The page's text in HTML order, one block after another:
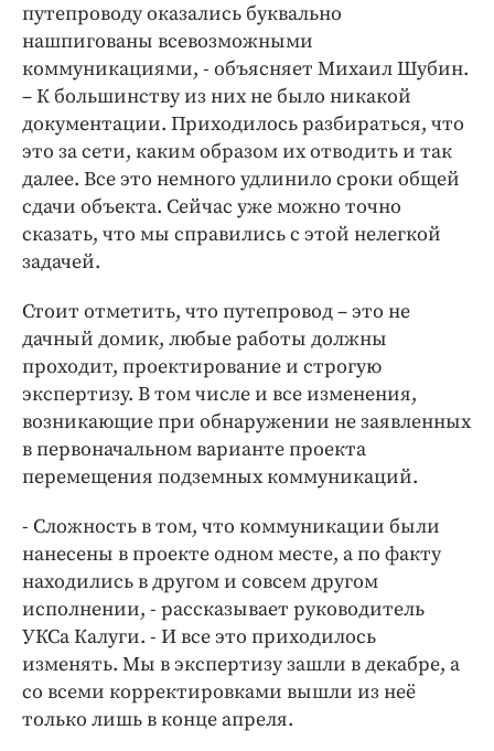
путепроводу оказались буквально
нашпигованы всевозможными
коммуникациями, - объясняет Михаил Шубин.
– К большинству из них не было никакой
документации. Приходилось разбираться, что
это за сети, каким образом их отводить и так
далее. Все это немного удлинило сроки общей
сдачи объекта. Сейчас уже можно точно
сказать, что мы справились с этой нелегкой
задачей.
Стоит отметить, что путепровод – это не
дачный домик, любые работы должны
проходит, проектирование и строгую
экспертизу. В том числе и все изменения,
возникающие при обнаружении не заявленных
в первоначальном варианте проекта
перемещения подземных коммуникаций.
- Сложность в том, что коммуникации были
нанесены в проекте одном месте, а по факту
находились в другом и совсем другом
исполнении, - рассказывает руководитель
УКСа Калуги. - И все это приходилось
изменять. Мы в экспертизу зашли в декабре, а
со всеми корректировками вышли из неё
только лишь в конце апреля.